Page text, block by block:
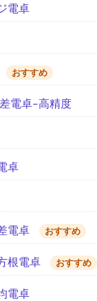
電卓
おすすめ
電卓-高精度
卓
電卓 おすすめ
根電卓 おすすめ
電卓